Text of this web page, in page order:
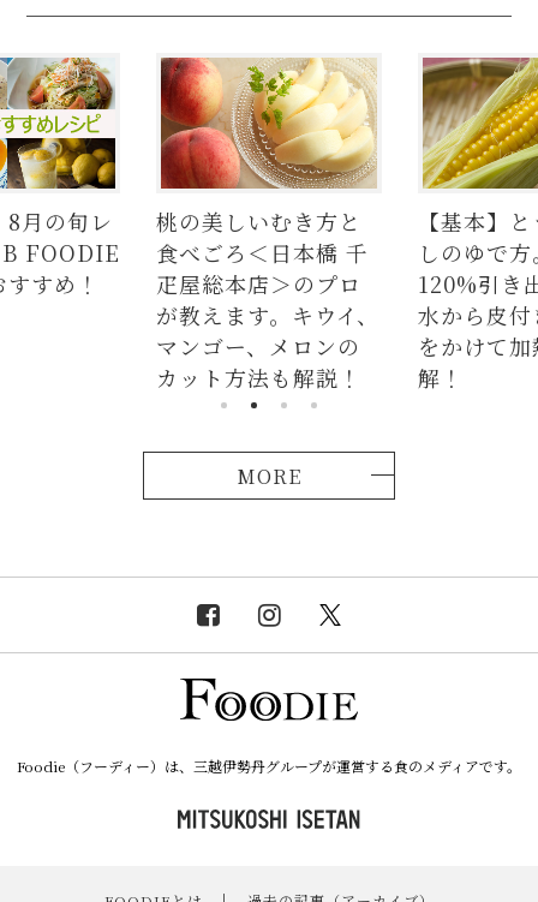
むき方と
日本橋 千
＞のプロ
【基本】とうもろこ
しのゆで方。甘さを
120%引き出すには、
水から皮付き＆時間
をかけて加熱が正
解！
【簡単
の人気
ラダは
麺、よ
つかな
説！
MORE
Foodie（フーディー）は、三越伊勢丹グループが運営する食のメディアです。